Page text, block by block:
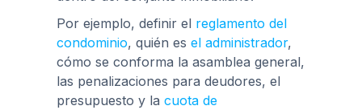
Por ejemplo, definir el reglamento del
condominio, quién es el administrador,
cómo se conforma la asamblea general,
las penalizaciones para deudores, el
presupuesto y la cuota de